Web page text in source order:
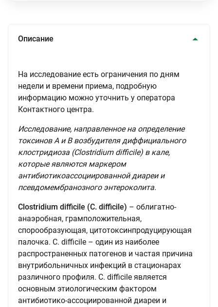
Описание
На исследование есть ограничения по дням
недели и времени приема, подробную
информацию можно уточнить у оператора
Контактного центра.
Исследование, направленное на определение
токсинов А и В возбудителя диффициального
клостридиоза (Clostridium difficile) в кале,
которые являются маркером
антибиотикоассоциированной диареи и
псевдомембранозного энтероколита.
Clostridium difficile (C. difficile) – облигатно-
анаэробная, грамположительная,
спорообразующая, цитотоксинпродуцирующая
палочка. C. difficile – один из наиболее
распространенных патогенов и частая причина
внутрибольничных инфекций в стационарах
различного профиля. C. difficile является
основным этиологическим фактором
антибиотико-ассоциированной диареи и